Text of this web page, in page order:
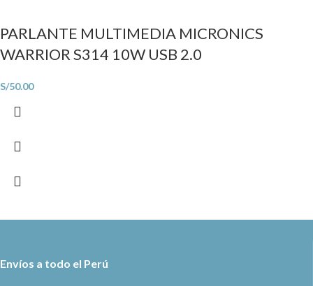
PARLANTE MULTIMEDIA MICRONICS
WARRIOR S314 10W USB 2.0
S/50.00
Envíos a todo el Perú